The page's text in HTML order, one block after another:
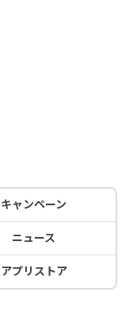
キャンペーン
ニュース
アプリストア